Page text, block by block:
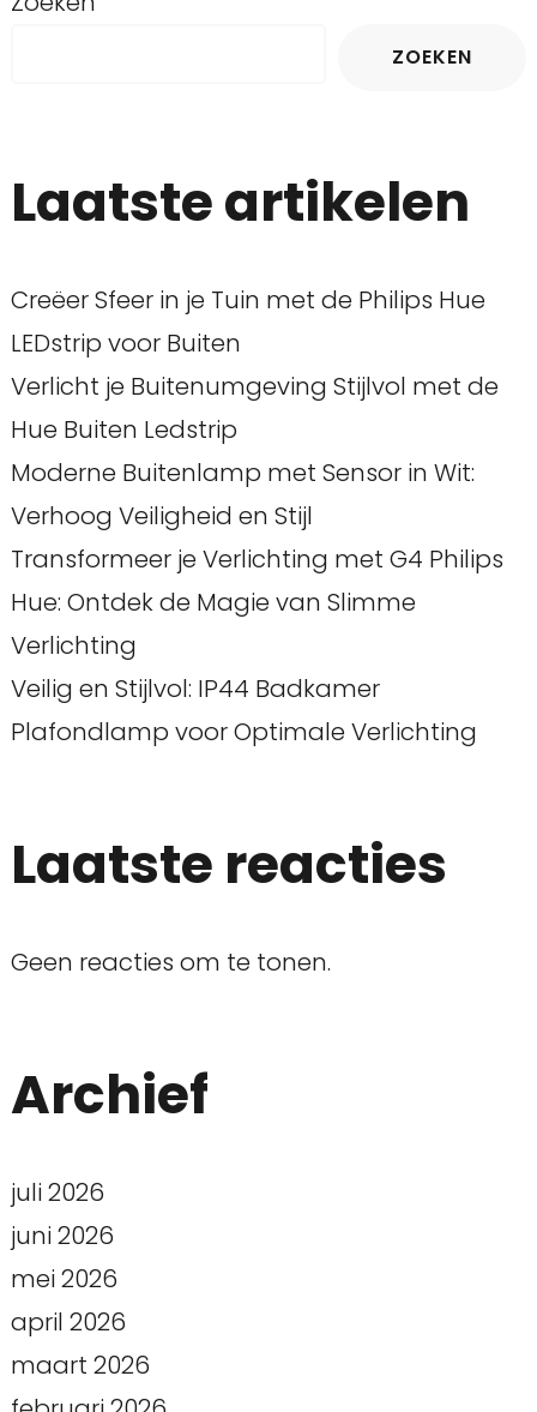
ZOEKEN
Laatste artikelen
Creëer Sfeer in je Tuin met de Philips Hue
LEDstrip voor Buiten
Verlicht je Buitenumgeving Stijlvol met de
Hue Buiten Ledstrip
Moderne Buitenlamp met Sensor in Wit:
Verhoog Veiligheid en Stijl
Transformeer je Verlichting met G4 Philips
Hue: Ontdek de Magie van Slimme
Verlichting
Veilig en Stijlvol: IP44 Badkamer
Plafondlamp voor Optimale Verlichting
Laatste reacties
Geen reacties om te tonen.
Archief
juli 2026
juni 2026
mei 2026
april 2026
maart 2026